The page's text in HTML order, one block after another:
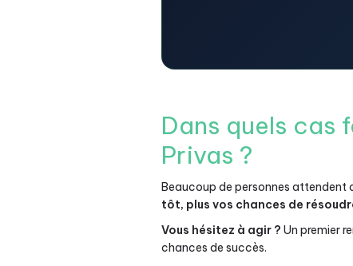
Dans quels cas
Privas ?
Beaucoup de personnes attendent
tôt, plus vos chances de
Vous hésitez à agir ? Un premier
chances de succès.